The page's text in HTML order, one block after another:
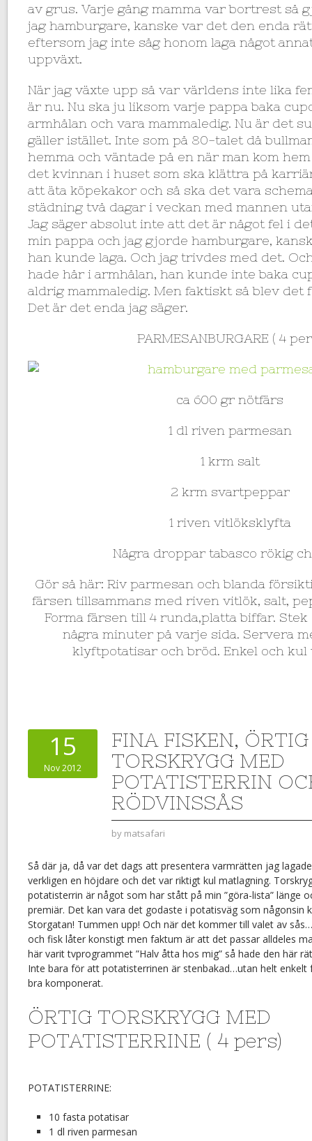
av grus. Varje gång mamma var bortrest så
jag hamburgare, kanske var det den enda
eftersom jag inte såg honom laga något
uppväxt.
När jag växte upp så var världens inte lika
är nu. Nu ska ju liksom varje pappa baka
armhålan och vara mammaledig. Nu är det
gäller istället. Inte som på 80-talet då
hemma och väntade på en när man kom
det kvinnan i huset som ska klättra på
att äta köpekakor och så ska det vara
städning två dagar i veckan med mannen
Jag säger absolut inte att det är något fel i
min pappa och jag gjorde hamburgare,
han kunde laga. Och jag trivdes med det.
hade hår i armhålan, han kunde inte baka
aldrig mammaledig. Men faktiskt så blev det
Det är det enda jag säger.
PARMESANBURGARE ( 4
ca 600 gr nötfärs
1 dl riven parmesan
1 krm salt
2 krm svartpeppar
1 riven vitlöksklyfta
Några droppar tabasco rökig
Gör så här: Riv parmesan och blanda
färsen tillsammans med riven vitlök, salt,
Forma färsen till 4 runda,platta biffar.
några minuter på varje sida. Servera
klyftpotatisar och bröd. Enkel och kul
15
Nov 2012
FINA FISKEN, ÖRTIG
TORSKRYGG MED
POTATISTERRIN
RÖDVINSSÅS
by matsafari
Så där ja, då var det dags att presentera varmrätten jag
verkligen en höjdare och det var riktigt kul matlagning.
potatisterrin är något som har stått på min ”göra-lista” länge
premiär. Det kan vara det godaste i potatisväg som någonsin
Storgatan! Tummen upp! Och när det kommer till valet av
och fisk låter konstigt men faktum är att det passar alldeles
här varit tvprogrammet ”Halv åtta hos mig” så hade den här
Inte bara för att potatisterrinen är stenbakad…utan helt
bra komponerat.
ÖRTIG TORSKRYGG MED
POTATISTERRINE ( 4 pers)
POTATISTERRINE:
10 fasta potatisar
1 dl riven parmesan